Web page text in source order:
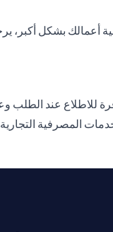
أعمالك بشكل أكبر،
عند الطلب
المصرفية